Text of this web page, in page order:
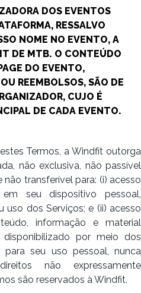
DOS EVENTOS
RESSALVO
NOME NO EVENTO, A
DE MTB. O CONTEÚDO
DO EVENTO,
REEMBOLSOS, SÃO DE
CUJO É
DE CADA EVENTO.
Termos, a Windfit outorga
não exclusiva, não passível
transferível para: (i) acesso
seu dispositivo pessoal,
uso dos Serviços; e (ii) acesso
informação e material
por meio dos
seu uso pessoal, nunca
não expressamente
são reservados à Windfit.